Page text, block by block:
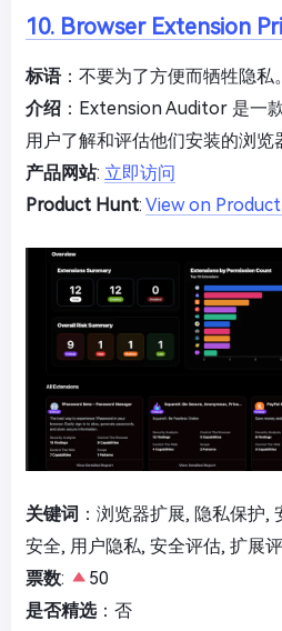
10. Browser Extension
标语：不要为了方便而牺牲隐私。
介绍 ：Extension Auditor 是一
用户了解和评估他们安装的浏览
产品网站: 立即访问
Product Hunt: View on
关键词 ：浏览器扩展, 隐私保护,
安全, 用户隐私, 安全评估, 扩展
票数:
50
是否精选：否